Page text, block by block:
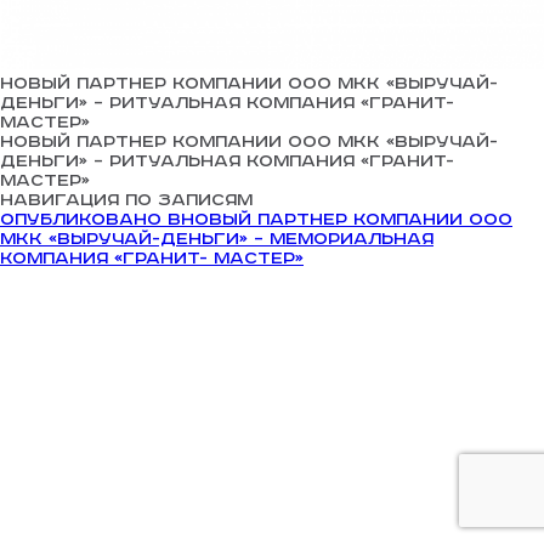
Новый партнер компании ООО МКК «Выручай-
Деньги» – ритуальная компания «Гранит-
Мастер»
Новый партнер компании ООО МКК «Выручай-
Деньги» – ритуальная компания «Гранит-
Мастер»
Навигация по записям
Опубликовано вНовый партнер компании ООО
МКК «Выручай-Деньги» – мемориальная
компания «Гранит- Мастер»